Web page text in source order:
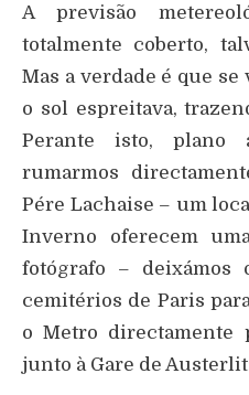
A previsão
totalmente coberto,
Mas a verdade é que
o sol espreitava,
Perante isto, plano
rumarmos
Pére Lachaise – um
Inverno oferecem
fotógrafo – deixámos
cemitérios de Paris
o Metro directamente
junto à Gare de